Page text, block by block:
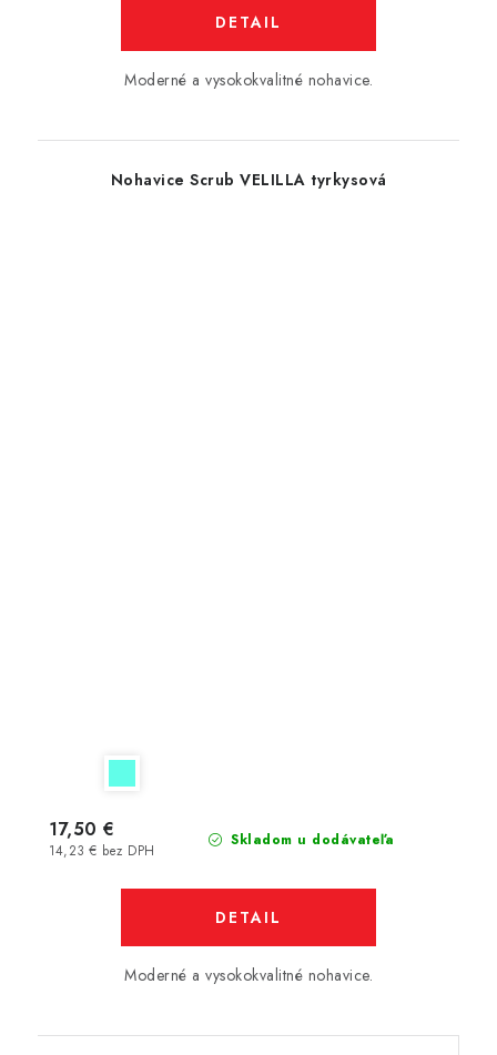
DETAIL
Moderné a vysokokvalitné nohavice.
Nohavice Scrub VELILLA tyrkysová
Skladom u dodávateľa
14,23 € bez DPH
17,50 €
DETAIL
Moderné a vysokokvalitné nohavice.